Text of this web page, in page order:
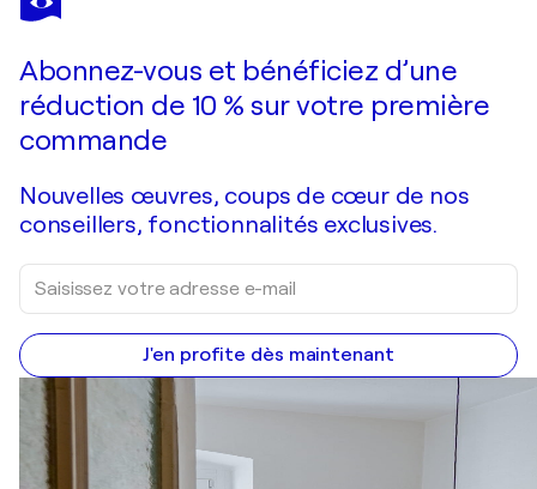
Abonnez-vous et bénéficiez d’une
réduction de 10 % sur votre première
commande
Nouvelles œuvres, coups de cœur de nos
conseillers, fonctionnalités exclusives.
J'en profite dès maintenant